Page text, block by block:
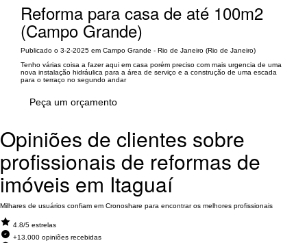
Reforma para casa de até 100m2
(Campo Grande)
Publicado o 3-2-2025 em Campo Grande - Rio de Janeiro (Rio de Janeiro)
Tenho várias coisa a fazer aqui em casa porém preciso com mais urgencia de uma
nova instalação hidráulica para a área de serviço e a construção de uma escada
para o terraço no segundo andar
Peça um orçamento
Opiniões de clientes sobre
profissionais de reformas de
imóveis em Itaguaí
Milhares de usuários confiam em Cronoshare para encontrar os melhores profissionais
4.8/5 estrelas
+13.000 opiniões recebidas